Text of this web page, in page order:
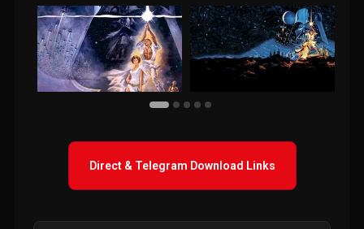
Direct & Telegram Download Links